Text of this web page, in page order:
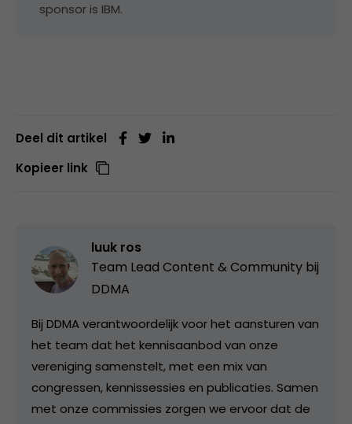
sponsor is IBM.
Deel dit artikel
Kopieer link
luuk ros
Team Lead Content & Community bij
DDMA
Bij DDMA verantwoordelijk voor het aansturen van
het team dat het kennisaanbod van onze
vereniging samenstelt, met een mix van
congressen, kennissessies en publicaties. Samen
met onze commissies zorgen we ervoor dat de